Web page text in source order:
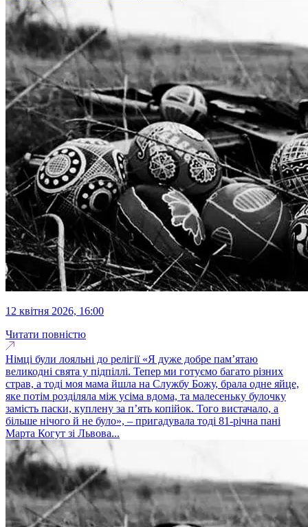
12 квітня 2026, 16:00
Читати повністю
Німці були лояльні до релігії «Я дуже добре пам’ятаю
великодні свята у підпіллі. Тепер ми готуємо багато різних
страв, а тоді моя мама йшла на Службу Божу, брала одне яйце,
яке потім розділяла між усіма вдома, та малесеньку булочку
замість паски, куплену за п’ять копійок. Того вистачало, а
більше нічого й не було», – пригадувала тоді 81-річна пані
Марта Когут зі Львова...